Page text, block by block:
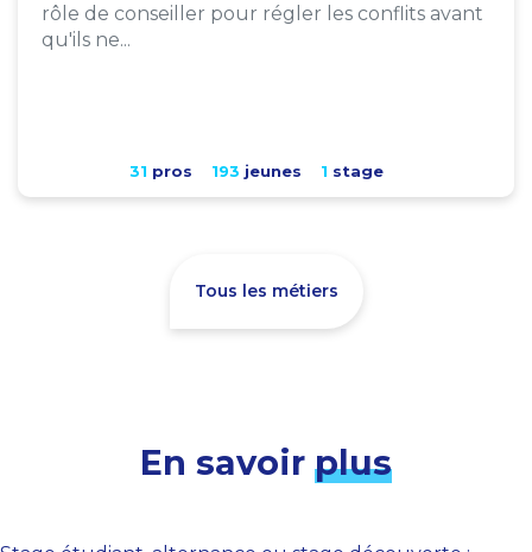
rôle de conseiller pour régler les conflits avant
qu'ils ne...
31 pros 193 jeunes 1 stage
Tous les métiers
En savoir plus